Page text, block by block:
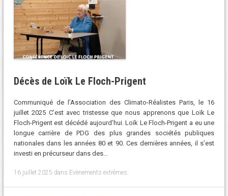
Décès de Loïk Le Floch-Prigent
Communiqué de l’Association des Climato-Réalistes Paris, le 16
juillet 2025 C’est avec tristesse que nous apprenons que Loïk Le
Floch-Prigent est décédé aujourd’hui. Loïk Le Floch-Prigent a eu une
longue carrière de PDG des plus grandes sociétés publiques
nationales dans les années 80 et 90. Ces dernières années, il s’est
investi en précurseur dans des…
16 juillet 2025 dans Evènements extrêmes